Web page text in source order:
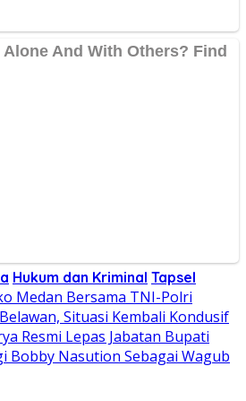
Hukum dan Kriminal Tapsel
Medan Bersama TNI-Polri
Situasi Kembali Kondusif
Resmi Lepas Jabatan Bupati
Bobby Nasution Sebagai Wagub